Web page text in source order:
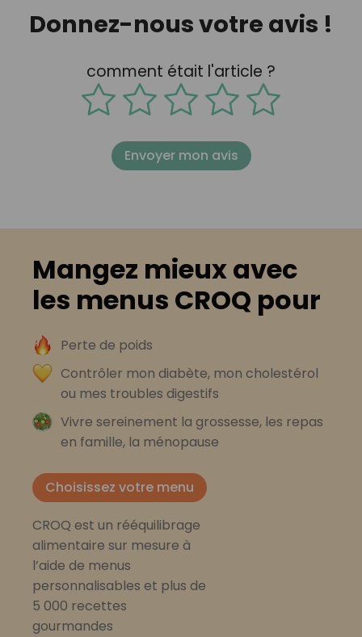
Donnez-nous votre avis !
comment était l'article ?
Envoyer mon avis
Mangez mieux avec
les menus CROQ pour
Perte de poids
Contrôler mon diabète, mon cholestérol
ou mes troubles digestifs
Vivre sereinement la grossesse, les repas
en famille, la ménopause
Choisissez votre menu
CROQ est un rééquilibrage
alimentaire sur mesure à
l’aide de menus
personnalisables et plus de
5 000 recettes
gourmandes